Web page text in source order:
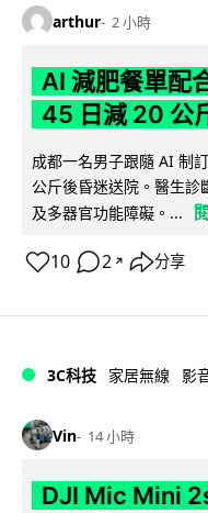
arthur 2 小時
AI 減肥餐單配
45 日減 20 公
成都一名男子跟隨 AI 制
公斤後昏迷送院。醫生
及多器官功能障礙。...
10 2 ↗ 分享
3C科技 家居無線 影
Vin 14 小時
DJI Mic Mini